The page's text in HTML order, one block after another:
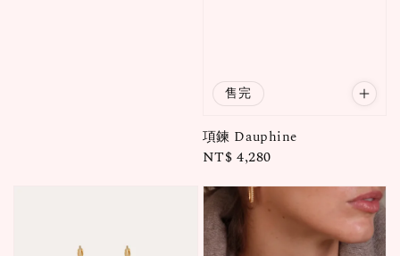
售完
項鍊 Dauphine
Regular
NT$ 4,280